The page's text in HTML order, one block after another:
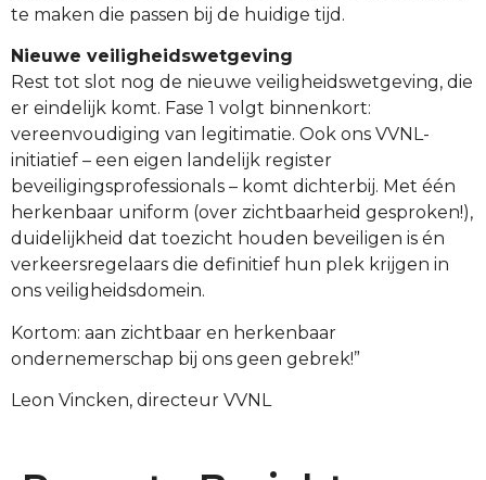
te maken die passen bij de huidige tijd.
Nieuwe veiligheidswetgeving
Rest tot slot nog de nieuwe veiligheidswetgeving, die
er eindelijk komt. Fase 1 volgt binnenkort:
vereenvoudiging van legitimatie. Ook ons VVNL-
initiatief – een eigen landelijk register
beveiligingsprofessionals – komt dichterbij. Met één
herkenbaar uniform (over zichtbaarheid gesproken!),
duidelijkheid dat toezicht houden beveiligen is én
verkeersregelaars die definitief hun plek krijgen in
ons veiligheidsdomein.
Kortom: aan zichtbaar en herkenbaar
ondernemerschap bij ons geen gebrek!”
Leon Vincken, directeur VVNL